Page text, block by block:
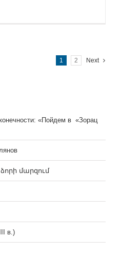
1 2 Next
«Пойдем в «Зорац
մարզում
в.)